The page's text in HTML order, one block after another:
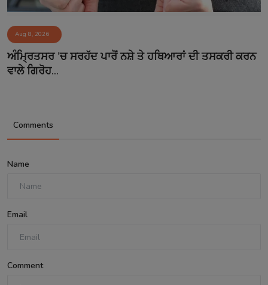
Aug 8, 2026
ਅੰਮ੍ਰਿਤਸਰ 'ਚ ਸਰਹੱਦ ਪਾਰੋਂ ਨਸ਼ੇ ਤੇ ਹਥਿਆਰਾਂ ਦੀ ਤਸਕਰੀ ਕਰਨ
ਵਾਲੇ ਗਿਰੋਹ...
Comments
Name
Email
Comment